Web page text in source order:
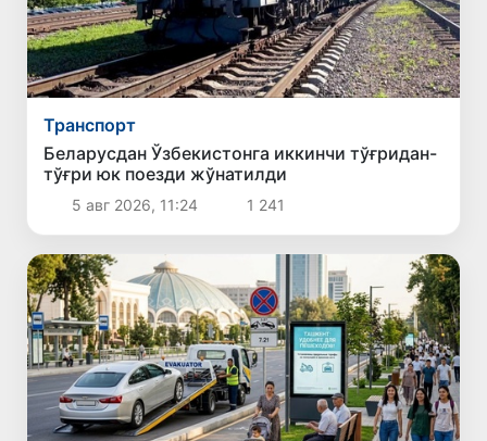
Транспорт
Беларусдан Ўзбекистонга иккинчи тўғридан-
тўғри юк поезди жўнатилди
5 авг 2026, 11:24 1 241